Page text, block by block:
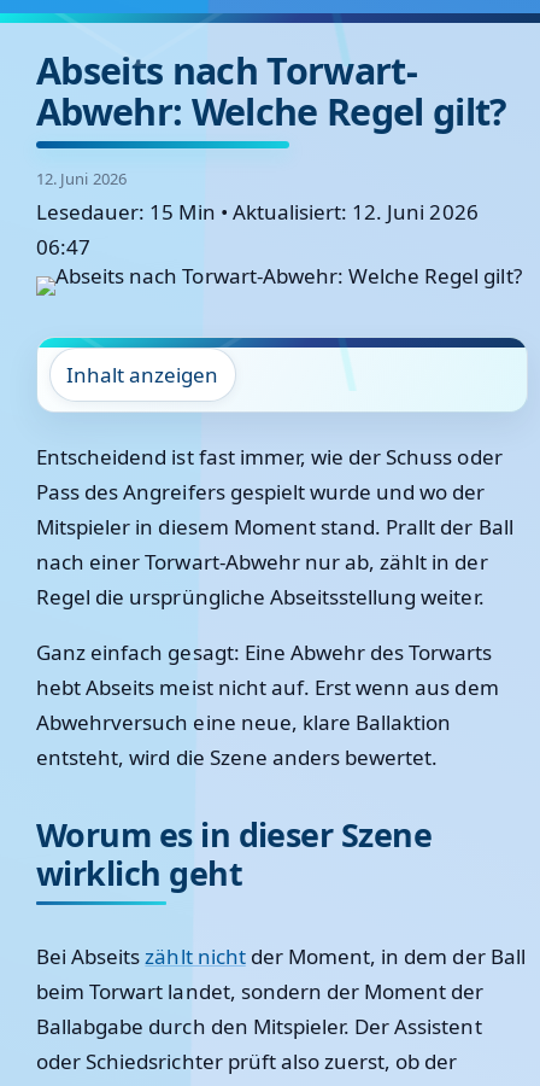
Abseits nach Torwart-
Abwehr: Welche Regel gilt?
12. Juni 2026
Lesedauer: 15 Min • Aktualisiert: 12. Juni 2026
06:47
Inhalt anzeigen
Entscheidend ist fast immer, wie der Schuss oder
Pass des Angreifers gespielt wurde und wo der
Mitspieler in diesem Moment stand. Prallt der Ball
nach einer Torwart-Abwehr nur ab, zählt in der
Regel die ursprüngliche Abseitsstellung weiter.
Ganz einfach gesagt: Eine Abwehr des Torwarts
hebt Abseits meist nicht auf. Erst wenn aus dem
Abwehrversuch eine neue, klare Ballaktion
entsteht, wird die Szene anders bewertet.
Worum es in dieser Szene
wirklich geht
Bei Abseitszählt nichtder Moment, in dem der Ball
beim Torwart landet, sondern der Moment der
Ballabgabe durch den Mitspieler. Der Assistent
oder Schiedsrichter prüft also zuerst, ob der